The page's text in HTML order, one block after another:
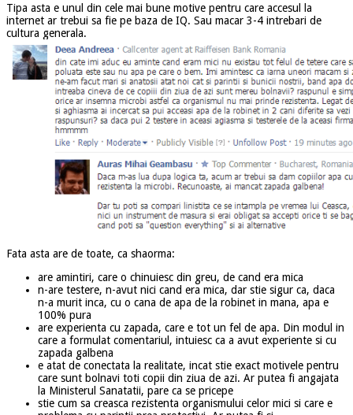
Tipa asta e unul din cele mai bune motive pentru care accesul la
internet ar trebui sa fie pe baza de IQ. Sau macar 3-4 intrebari de
cultura generala.
Fata asta are de toate, ca shaorma:
are amintiri, care o chinuiesc din greu, de cand era mica
n-are testere, n-avut nici cand era mica, dar stie sigur ca, daca
n-a murit inca, cu o cana de apa de la robinet in mana, apa e
100% pura
are experienta cu zapada, care e tot un fel de apa. Din modul in
care a formulat comentariul, intuiesc ca a avut experiente si cu
zapada galbena
e atat de conectata la realitate, incat stie exact motivele pentru
care sunt bolnavi toti copii din ziua de azi. Ar putea fi angajata
la Ministerul Sanatatii, pare ca se pricepe
stie cum sa creasca rezistenta organismului celor mici si care e